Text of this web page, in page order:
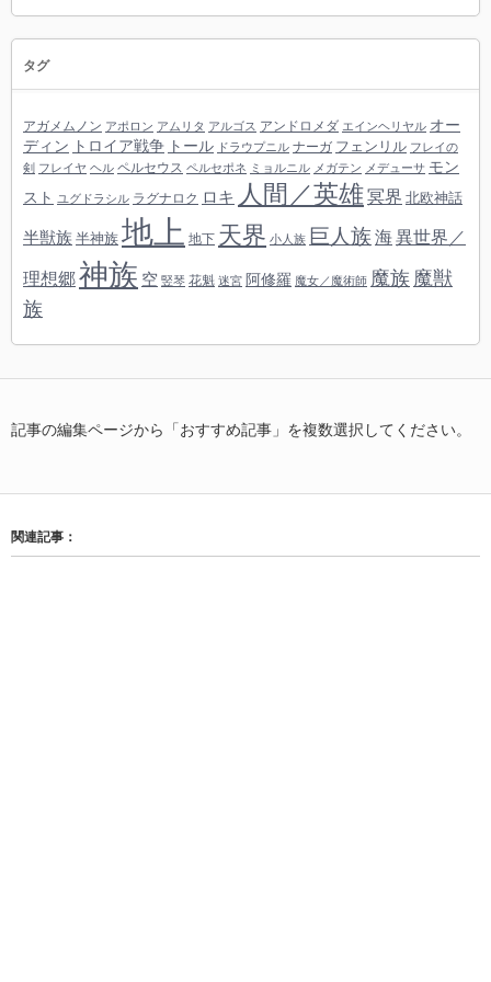
タグ
アガメムノン アポロン アムリタ アルゴス アンドロメダ エインヘリヤル オー
ディン トロイア戦争 トール ドラウプニル ナーガ フェンリル フレイの
剣 フレイヤ ヘル ペルセウス ペルセポネ ミョルニル メガテン メデューサ モン
スト
ユグドラシル ラグナロク ロキ 人間／英雄冥界 北欧神話
半獣族 半神族 地上 地下 天界 小人族 巨人族 海異世界／
理想郷神族 空 竪琴 花魁 迷宮 阿修羅 魔女／魔術師 魔族 魔獣
族
記事の編集ページから「おすすめ記事」を複数選択してください。
関連記事：